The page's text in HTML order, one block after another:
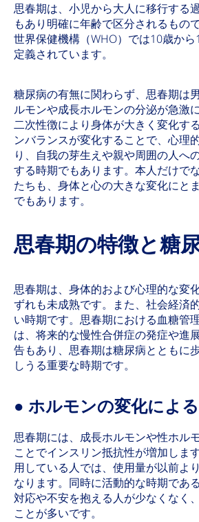
思春期は、小児から大人に移行する
もあり明確に年齢で区分されるもの
世界保健機構（WHO）では10歳か
定義されています。
糖尿病の有無に関わらず、思春期は
ルモンや成長ホルモンの分泌が急激
二次性徴により身体が大きく変化す
ンバランスが変化することで、心理
り、自我の芽生えや親や周囲の人へ
する時期でもあります。本人だけで
たちも、身体と心の大きな変化にと
でもあります。
思春期の特徴と糖
思春期は、身体的および心理的な変
ずれも未成熟です。また、社会経済
い時期です。思春期における血糖管
は、将来的な慢性合併症の発症や進
告もあり、思春期は糖尿病とともに
しうる重要な時期です。
● ホルモンの変化によ
思春期には、成長ホルモンや性ホル
ことでインスリン抵抗性が増加しま
用している人では、使用量が以前よ
なります。同時に活動的な時期であ
対応や不安を抱える人が少なくなく
ことが多いです。